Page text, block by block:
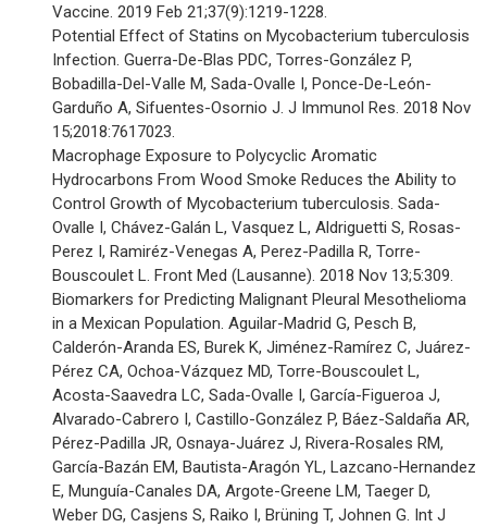
Vaccine. 2019 Feb 21;37(9):1219-1228.
Potential Effect of Statins on Mycobacterium tuberculosis
Infection. Guerra-De-Blas PDC, Torres-González P,
Bobadilla-Del-Valle M, Sada-Ovalle I, Ponce-De-León-
Garduño A, Sifuentes-Osornio J. J Immunol Res. 2018 Nov
15;2018:7617023.
Macrophage Exposure to Polycyclic Aromatic
Hydrocarbons From Wood Smoke Reduces the Ability to
Control Growth of Mycobacterium tuberculosis. Sada-
Ovalle I, Chávez-Galán L, Vasquez L, Aldriguetti S, Rosas-
Perez I, Ramiréz-Venegas A, Perez-Padilla R, Torre-
Bouscoulet L. Front Med (Lausanne). 2018 Nov 13;5:309.
Biomarkers for Predicting Malignant Pleural Mesothelioma
in a Mexican Population. Aguilar-Madrid G, Pesch B,
Calderón-Aranda ES, Burek K, Jiménez-Ramírez C, Juárez-
Pérez CA, Ochoa-Vázquez MD, Torre-Bouscoulet L,
Acosta-Saavedra LC, Sada-Ovalle I, García-Figueroa J,
Alvarado-Cabrero I, Castillo-González P, Báez-Saldaña AR,
Pérez-Padilla JR, Osnaya-Juárez J, Rivera-Rosales RM,
García-Bazán EM, Bautista-Aragón YL, Lazcano-Hernandez
E, Munguía-Canales DA, Argote-Greene LM, Taeger D,
Weber DG, Casjens S, Raiko I, Brüning T, Johnen G. Int J